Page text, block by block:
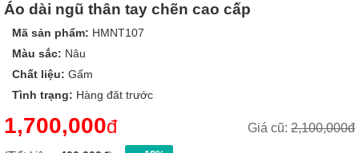
Áo dài ngũ thân tay chẽn cao cấp
Mã sản phẩm: HMNT107
Màu sắc: Nâu
Chất liệu: Gấm
Tình trạng: Hàng đăt trước
Giá cũ: 2,100,000đ
1,700,000đ